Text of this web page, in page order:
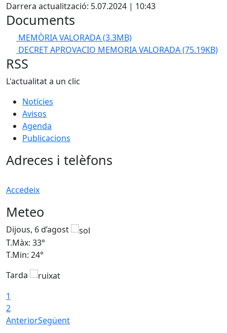
Darrera actualització: 5.07.2024 | 10:43
Documents
MEMÒRIA VALORADA(3.3MB)
DECRET APROVACIO MEMORIA VALORADA(75.19KB)
RSS
L'actualitat a un clic
Notícies
Avisos
Agenda
Publicacions
Adreces i telèfons
Accedeix
Meteo
Dijous, 6 d’agost
T.Màx: 33°
T.Min: 24°
Tarda
1
2
AnteriorSegüent